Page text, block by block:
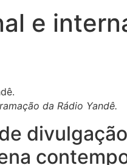
e
da Rádio Yandê.